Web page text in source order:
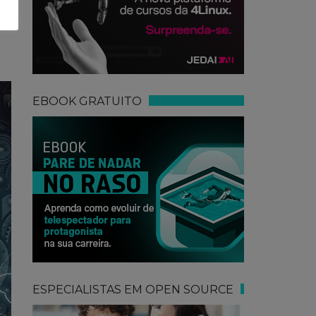
EBOOK GRATUITO
ESPECIALISTAS EM OPEN SOURCE